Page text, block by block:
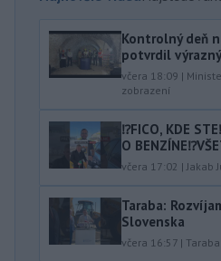
Kontrolný deň
potvrdil
včera 18:09 |
zobrazení
⁉️FICO, KDE
O
včera 17:02 |Jakab
Taraba:
Slovenska
včera 16:57 |